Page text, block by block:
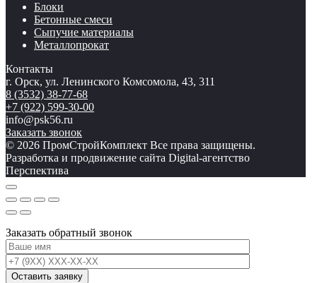
Блоки
Бетонные смеси
Сыпучие материалы
Металлопрокат
Контакты
г. Орск, ул. Ленинского Комсомола, 43, 311
8 (3532) 38-77-68
+7 (922) 599-30-00
info@psk56.ru
Заказать звонок
© 2026 ПромСтройКомплект Все права защищены.
Разработка и продвижение сайта Digital-агентство
Перспектива
Заказать обратный звонок